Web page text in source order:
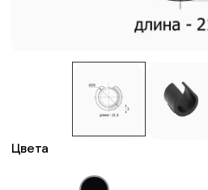
Цвета
Система выравнивания плитки
Дюбель